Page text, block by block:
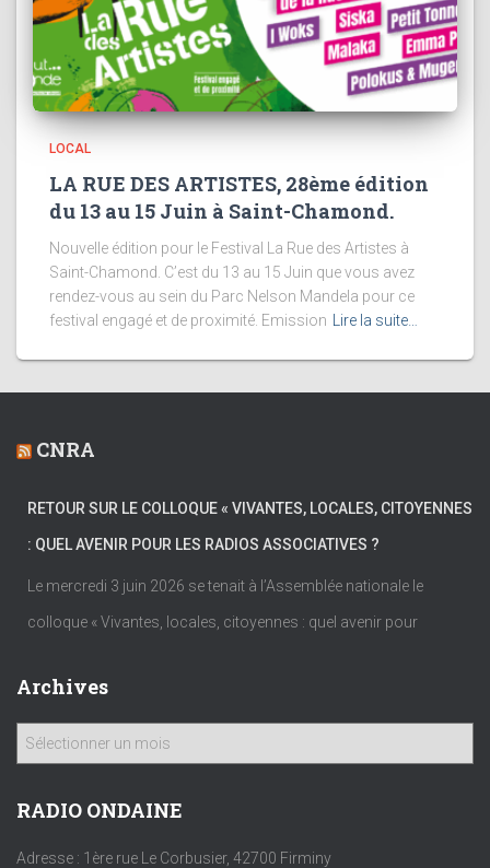
LOCAL
LA RUE DES ARTISTES, 28ème édition
du 13 au 15 Juin à Saint-Chamond.
Nouvelle édition pour le Festival La Rue des Artistes à
Saint-Chamond. C’est du 13 au 15 Juin que vous avez
rendez-vous au sein du Parc Nelson Mandela pour ce
festival engagé et de proximité. Emission
Lire la suite…
CNRA
RETOUR SUR LE COLLOQUE « VIVANTES, LOCALES, CITOYENNES
: QUEL AVENIR POUR LES RADIOS ASSOCIATIVES ?
Le mercredi 3 juin 2026 se tenait à l’Assemblée nationale le
colloque « Vivantes, locales, citoyennes : quel avenir pour
Archives
h
v
RADIO ONDAINE
Adresse : 1ère rue Le Corbusier, 42700 Firminy